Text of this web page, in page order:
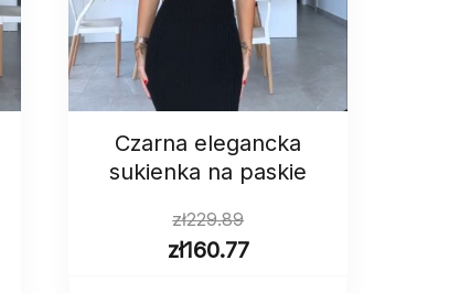
Czarna elegancka
sukienka na paskie
zł229.89
zł160.77